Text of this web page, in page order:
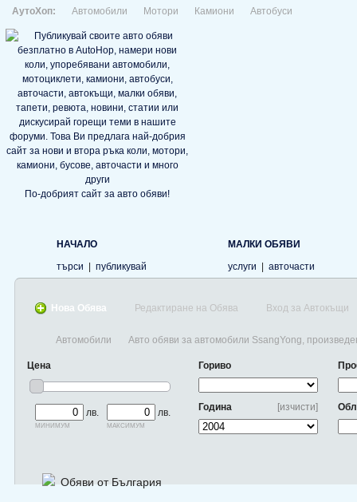
АутоХоп: Автомобили Мотори Камиони Автобуси
По-добрият сайт за авто обяви!
НАЧАЛО
търси
публикувай
МАЛКИ ОБЯВИ
услуги
авточасти
Нова Обява Редактиране на Обява Вход за Автокъщи
Автомобили Авто обяви за автомобили SsangYong,
Цена
лв.
минимум
лв.
максимум
Гориво
[изчисти]
Година
Обяви от България